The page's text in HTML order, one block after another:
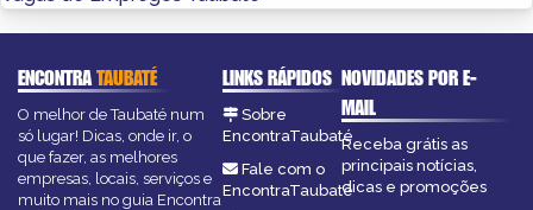
ENCONTRATAUBATÉ
O melhor de Taubaté num
só lugar! Dicas, onde ir, o
que fazer, as melhores
empresas, locais, serviços e
muito mais no guia Encontra
LINKS RÁPIDOS
Sobre
EncontraTaubaté
Fale com o
EncontraTaubaté
NOVIDADES POR E-
MAIL
Receba grátis as
principais notícias,
dicas e promoções